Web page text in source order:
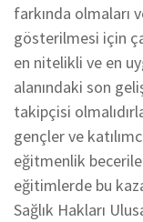
farkında olmaları
gösterilmesi için
en nitelikli ve en
alanındaki son
takipçisi
gençler ve
eğitmenlik
eğitimlerde bu
Sağlık Hakları